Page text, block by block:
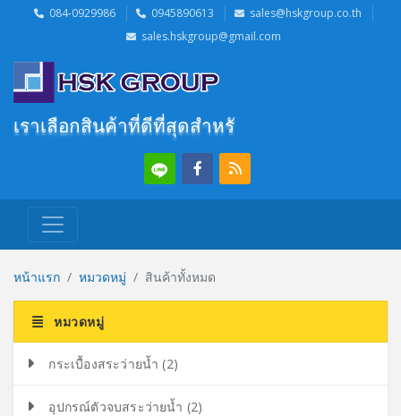
084-0929986 0945890613
sales@hskgroup.co.th
sales.hskgroup@gmail.com
เราเลือกสินค้าที่ดีที่สุดสำหรับลูกค้า
หน้าแรก หมวดหมู่ สินค้าทั้งหมด
หมวดหมู่
กระเบื้องสระว่ายน้ำ (2)
อุปกรณ์ตัวจบสระว่ายน้ำ (2)